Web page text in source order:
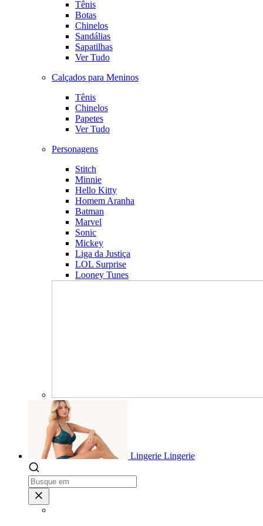
Tênis
Botas
Chinelos
Sandálias
Sapatilhas
Ver Tudo
Calçados para Meninos
Tênis
Chinelos
Papetes
Ver Tudo
Personagens
Stitch
Minnie
Hello Kitty
Homem Aranha
Batman
Marvel
Sonic
Mickey
Liga da Justiça
LOL Surprise
Looney Tunes
Lingerie Lingerie